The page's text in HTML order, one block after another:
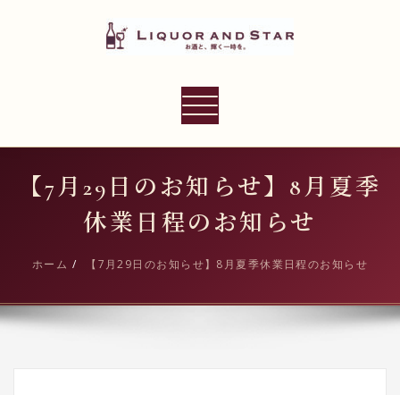
プ
LIQUOR AND STAR
ナ
ー
ョ
切
り
【7月29日のお知らせ】8月夏季
休業日程のお知らせ
ホーム 【7月29日のお知らせ】8月夏季休業日程のお知らせ